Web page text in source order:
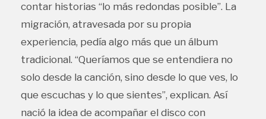
contar historias “lo más redondas posible”. La
migración, atravesada por su propia
experiencia, pedía algo más que un álbum
tradicional. “Queríamos que se entendiera no
solo desde la canción, sino desde lo que ves, lo
que escuchas y lo que sientes”, explican. Así
nació la idea de acompañar el disco con